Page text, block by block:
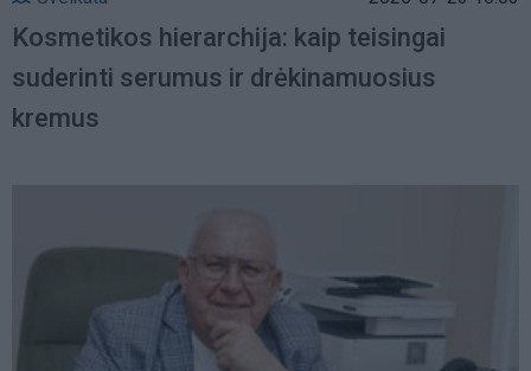
Kosmetikos hierarchija: kaip teisingai
suderinti serumus ir drėkinamuosius
kremus